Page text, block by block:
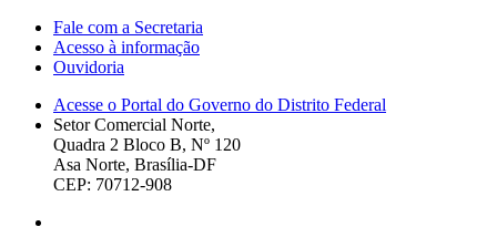
Fale com a Secretaria
Acesso à informação
Ouvidoria
Acesse o Portal do Governo do Distrito Federal
Setor Comercial Norte,
Quadra 2 Bloco B, Nº 120
Asa Norte, Brasília-DF
CEP: 70712-908